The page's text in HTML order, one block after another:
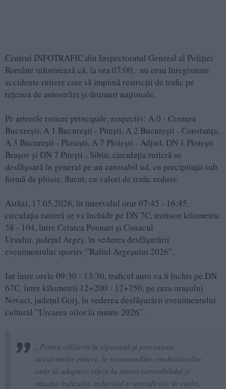
Centrul INFOTRAFIC din Inspectoratul General al Poliţiei
Române informează că, la ora 07:00, nu erau înregistrate
accidente rutiere care să impună restricții de trafic pe
rețeaua de autostrăzi și drumuri naționale.
Pe arterele rutiere principale, respectiv: A 0 - Centura
București, A 1 București - Pitești, A 2 București - Constanța,
A 3 București - Ploiești, A 7 Ploiești - Adjud, DN 1 Ploiești -
Brașov și DN 7 Pitești - Sibiu, circulația rutieră se
desfășoară în general pe un carosabil ud, cu precipitații sub
formă de ploaie, fluent, cu valori de trafic reduse.
Astăzi, 17.05.2026, în intervalul orar 07:45 - 16:45,
circulația rutieră se va închide pe DN 7C, tronson kilometric
58 - 104, între Cetatea Poenari și Conacul
Ursului, județul Argeș, în vederea desfășurării
evenimentului sportiv ”Raliul Argeșului 2026”.
Iar între orele 09:30 - 13:30, traficul auto va fi închis pe DN
67C, între kilometrii 12+200 - 12+750, pe raza orașului
Novaci, județul Gorj, în vederea desfășurării evenimentului
cultural ”Urcarea oilor la munte 2026”.
„Pentru călătorii în siguranță și prevenirea
accidentelor rutiere, le recomandăm conducătorilor
auto să adapteze viteza la starea carosabilului și
situația traficului, reducând-o semnificativ în curbe,